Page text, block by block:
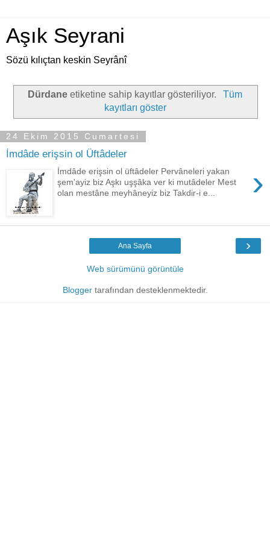
Aşık Seyrani
Sözü kılıçtan keskin Seyrânî
Dürdane etiketine sahip kayıtlar gösteriliyor.
Tüm
kayıtları göster
24 Ekim 2015 Cumartesi
İmdâde erişsin ol Üftâdeler
›
İmdâde erişsin ol üftâdeler Pervâneleri yakan
şem'ayiz biz Aşkı uşşâka ver ki mutâdeler Mest
olan mestâne meyhâneyiz biz Takdir-i e...
›
Ana Sayfa
Web sürümünü görüntüle
Bloggertarafından desteklenmektedir.